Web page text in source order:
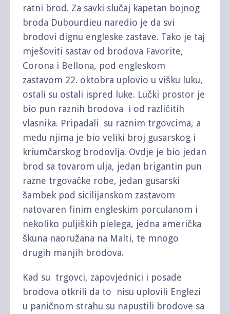
ratni brod. Za savki slučaj kapetan bojnog
broda Dubourdieu naredio je da svi
brodovi dignu engleske zastave. Tako je taj
mješoviti sastav od brodova Favorite,
Corona i Bellona, pod engleskom
zastavom 22. oktobra uplovio u višku luku,
ostali su ostali ispred luke. Lučki prostor je
bio pun raznih brodova i od različitih
vlasnika. Pripadali su raznim trgovcima, a
među njima je bio veliki broj gusarskog i
kriumčarskog brodovlja. Ovdje je bio jedan
brod sa tovarom ulja, jedan brigantin pun
razne trgovačke robe, jedan gusarski
šambek pod sicilijanskom zastavom
natovaren finim engleskim porculanom i
nekoliko puljiških pielega, jedna američka
škuna naoružana na Malti, te mnogo
drugih manjih brodova.
Kad su trgovci, zapovjednici i posade
brodova otkrili da to nisu uplovili Englezi
u paničnom strahu su napustili brodove sa